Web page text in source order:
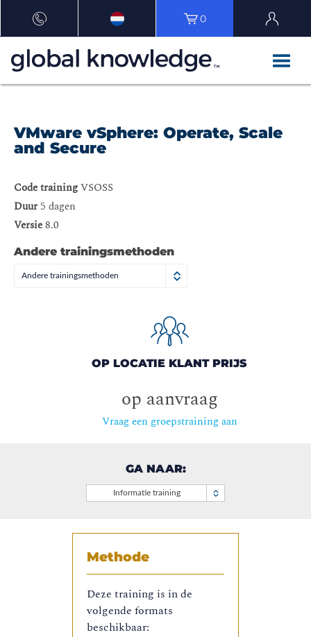
0
VMware vSphere: Operate, Scale
and Secure
Code trainingVSOSS
Duur5 dagen
Versie8.0
Andere trainingsmethoden
Andere trainingsmethoden
OP LOCATIE KLANT PRIJS
op aanvraag
Vraag een groepstraining aan
GA NAAR:
Informatie training
Methode
Deze training is in de
volgende formats
beschikbaar: